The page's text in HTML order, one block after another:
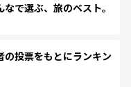
で選ぶ、旅のベスト。
投票をもとにランキン